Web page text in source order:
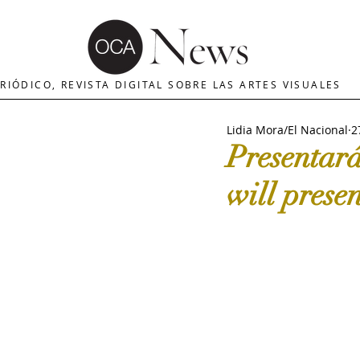
MERCADO DE ARTE
The Art Newspaper Crítica
will
Lidia Mora/El Nacional
REVISTA DIGITAL SOBRE LAS ARTES VISUALES